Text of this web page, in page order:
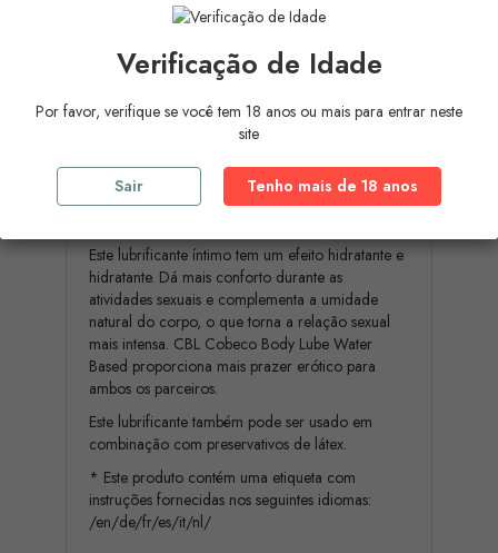
e cartões de crédito)
Descrição Detalhes do produto
CBL Cobeco Body Lube Water Based é um
lubrificante íntimo, que garante prazer natural
Este lubrificante íntimo tem um efeito hidratante e
hidratante. Dá mais conforto durante as
atividades sexuais e complementa a umidade
natural do corpo, o que torna a relação sexual
mais intensa. CBL Cobeco Body Lube Water
Based proporciona mais prazer erótico para
ambos os parceiros.
Este lubrificante também pode ser usado em
combinação com preservativos de látex.
* Este produto contém uma etiqueta com
instruções fornecidas nos seguintes idiomas:
/en/de/fr/es/it/nl/
Verificação de Idade
Por favor, verifique se você tem 18 anos ou mais para entrar neste
site
Sair Tenho mais de 18 anos